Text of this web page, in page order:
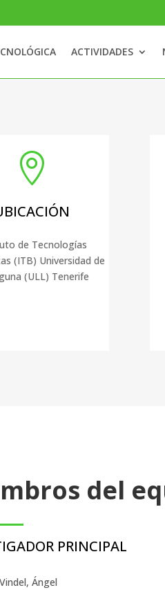
ACTIVIDADES

de Tecnologías
(ITB) Universidad de
(ULL) Tenerife
del
PRINCIPAL
Ángel